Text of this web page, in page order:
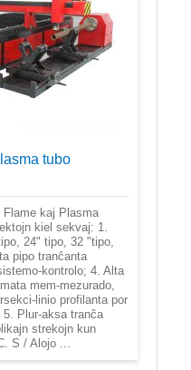
tubo
Flame kaj Plasma
kiel sekvaj: 1.
24" tipo, 32 "tipo,
pipo tranĉanta
kontrolo; 4. Alta
mem-mezurado,
linio profilanta por
Plur-aksa tranĉa
strekojn kun
S / Alojo ...